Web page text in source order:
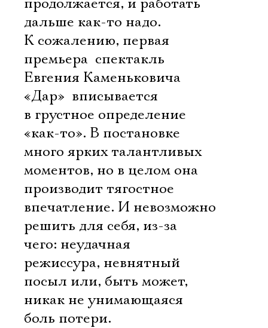
продолжается, и работать
дальше как-то надо.
К сожалению, первая
премьера  спектакль
Евгения Каменьковича
«Дар»  вписывается
в грустное определение
«как-то». В постановке
много ярких талантливых
моментов, но в целом она
производит тягостное
впечатление. И невозможно
решить для себя, из-за
чего: неудачная
режиссура, невнятный
посыл или, быть может,
никак не унимающаяся
боль потери.